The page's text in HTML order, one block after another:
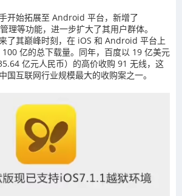
开始拓展至 Android 平台，新增了
理等功能，进一步扩大了其用户群体。
了其巅峰时刻，在 iOS 和 Android 平台上
亿的总下载量。同年，百度以 19 亿美元
亿元人民币）的高价收购 91 无线，这
国互联网行业规模最大的收购案之一。